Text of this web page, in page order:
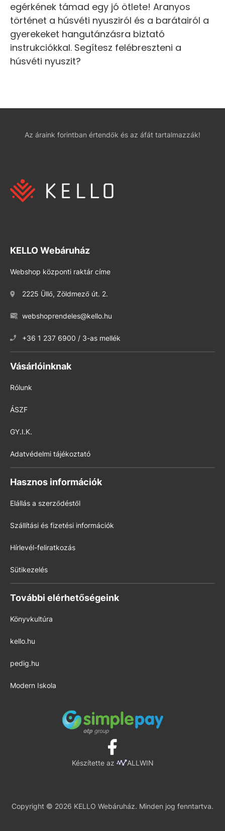
egérkének támad egy jó ötlete! Aranyos
történet a húsvéti nyusziról és a barátairól a
gyerekeket hangutánzásra biztató
instrukciókkal. Segítesz felébreszteni a
húsvéti nyuszit?
Az áraink forintban értendők és az áfát tartalmazzák!
KELLO Webáruház
Webshop központi raktár címe
2225 Üllő, Zöldmező út. 2.
webshoprendeles@kello.hu
+36 1 237 6900 / 3-as mellék
Vásárlóinknak
Rólunk
ÁSZF
GY.I.K.
Adatvédelmi tájékoztató
Hasznos információk
Elállás a szerződéstől
Szállítási és fizetési információk
Hírlevél-feliratkozás
Sütikezelés
További elérhetőségeink
Könyvkultúra
kello.hu
pedig.hu
Modern Iskola
Készítette az ALLWIN
Copyright © 2026 KELLO Webáruház. Minden jog fenntartva.